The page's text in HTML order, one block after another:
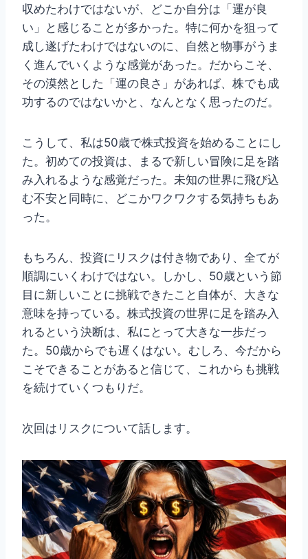
収めたわけではないが、どこか自分は「運が良
い」と感じることが多かった。特に何かを狙って
成し遂げたわけではないのに、自然と物事がうま
く進んでいくような感覚があった。だからこそ、
その漠然とした「運の良さ」があれば、株でも成
功するのではないかと、なんとなく思ったのだ。
こうして、私は50歳で株式投資を始めることにし
た。初めての投資は、まるで新しい冒険に足を踏
み入れるような感覚だった。未知の世界に飛び込
む不安と同時に、どこかワクワクする気持ちもあ
った。
もちろん、投資にリスクは付き物であり、全てが
順調にいくわけではない。しかし、50歳という節
目に新しいことに挑戦できたこと自体が、大きな
意味を持っている。株式投資の世界に足を踏み入
れるという決断は、私にとって大きな一歩だっ
た。50歳からでも遅くはない。むしろ、今だから
こそできることがあると信じて、これからも挑戦
を続けていくつもりだ。
次回はリスクについて話します。